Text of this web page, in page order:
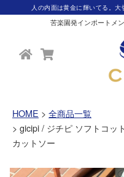
人の内面は黄金に輝いてる。大
苦楽園発インポートメ
HOME
全商品一覧
gicipi / ジチピ ソフトコッ
カットソー